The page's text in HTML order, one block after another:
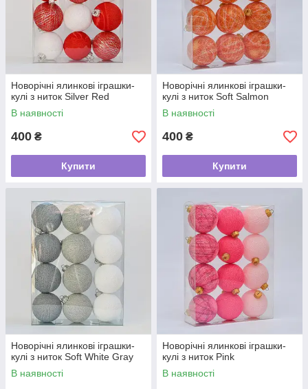
Новорічні ялинкові іграшки-
кулі з ниток Silver Red
В наявності
400 ₴
Купити
Новорічні ялинкові іграшки-
кулі з ниток Soft Salmon
В наявності
400 ₴
Купити
Новорічні ялинкові іграшки-
кулі з ниток Soft White Gray
В наявності
Новорічні ялинкові іграшки-
кулі з ниток Pink
В наявності